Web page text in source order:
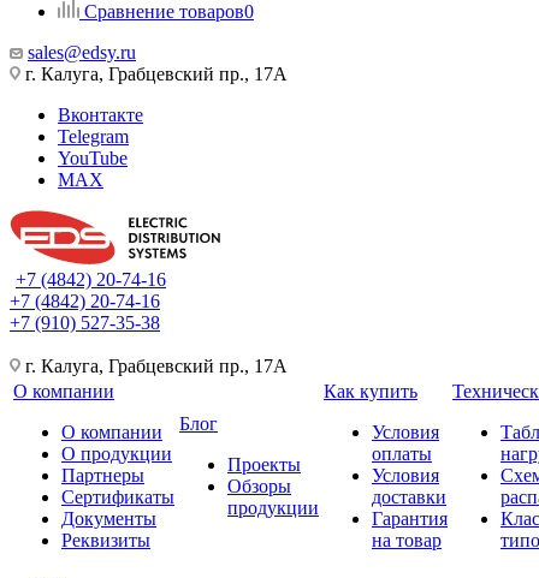
Сравнение товаров0
sales@edsy.ru
г. Калуга, Грабцевский пр., 17А
Вконтакте
Telegram
YouTube
MAX
+7 (4842) 20-74-16
+7 (4842) 20-74-16
+7 (910) 527-35-38
г. Калуга, Грабцевский пр., 17А
О компании
О компании
О продукции
Партнеры
Сертификаты
Документы
Реквизиты
Блог
Проекты
Обзоры
продукции
Как купить
Условия
оплаты
Условия
доставки
Гарантия
на товар